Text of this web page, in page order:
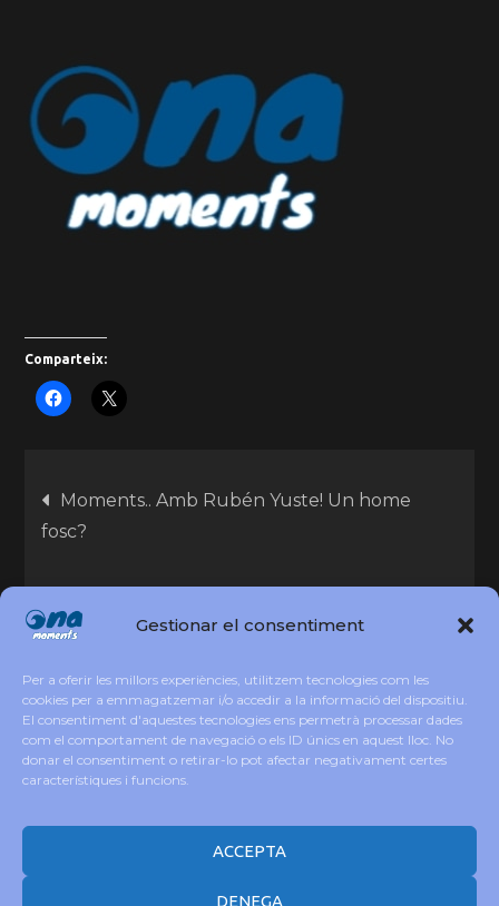
Gestionar el consentiment
Per a oferir les millors experiències, utilitzem tecnologies com les
cookies per a emmagatzemar i/o accedir a la informació del dispositiu.
El consentiment d'aquestes tecnologies ens permetrà processar dades
com el comportament de navegació o els ID únics en aquest lloc. No
donar el consentiment o retirar-lo pot afectar negativament certes
característiques i funcions.
ACCEPTA
DENEGA
Comparteix:
Moments.. Amb Rubén Yuste! Un home
fosc?
Tot tocant fusta!
Copyright © All rights reserved. Disseny i
Music byCreativ Themes